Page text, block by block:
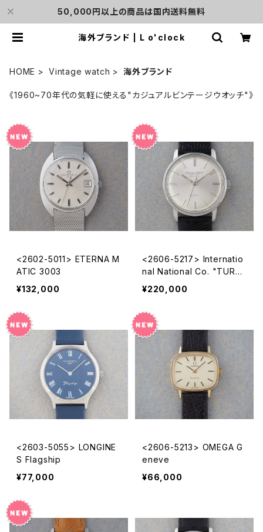
50,000円以上の商品は国内送料無料
海外ブランド | L o'clock
HOME Vintage watch 海外ブランド
《1960~70年代の気軽に使える"カジュアルビンテージウオッチ"》
<2602-5011> ETERNA M
ATIC 3003
¥132,000
<2606-5217> Internatio
nal National Co. "TURLE
R"
¥220,000
<2603-5055> LONGINE
S Flagship
¥77,000
<2606-5213> OMEGA G
eneve
¥66,000